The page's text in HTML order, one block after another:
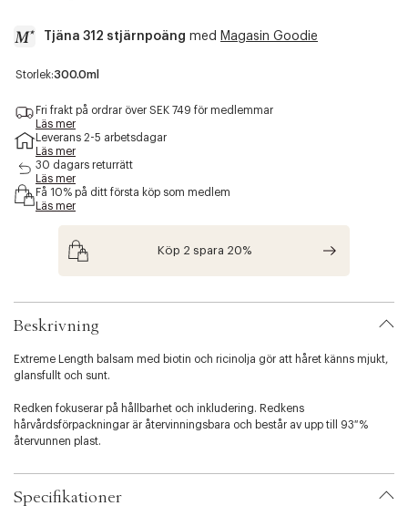
Tjäna 312 stjärnpoäng med Magasin Goodie
a
c
s
b
i
v
a
i
a
i
o
n
s
Storlek:300.0ml
Fri frakt på ordrar över SEK 749 för medlemmar
Läs mer
Leverans 2-5 arbetsdagar
Läs mer
30 dagars returrätt
Läs mer
Få 10% på ditt första köp som medlem
Läs mer
Köp 2 spara 20%
Beskrivning
Extreme Length balsam med biotin och ricinolja gör att håret känns mjukt,
glansfullt och sunt.
Redken fokuserar på hållbarhet och inkludering. Redkens
hårvårdsförpackningar är återvinningsbara och består av upp till 93 %
återvunnen plast.
Gör så här: Använd som ett komplett system med Extreme Length
schampo och leave in-behandling. Efter schamponering, applicera och
Specifikationer